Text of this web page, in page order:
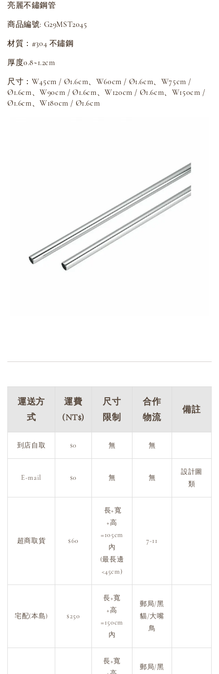
亮麗不鏽鋼管
商品編號: G29MST2045
材質：#304 不鏽鋼
厚度0.8~1.2cm
尺寸：W45cm / Ø1.6cm、W60cm / Ø1.6cm、W75cm /
Ø1.6cm、W90cm / Ø1.6cm、W120cm / Ø1.6cm、W150cm /
Ø1.6cm、W180cm / Ø1.6cm
運送方
式
運費
(NT$)
尺寸
限制
合作
物流
備註
到店自取 $0 無 無
E-mail $0 無 無
設計圖
類
超商取貨 $60
長+寬
+高
=105cm
內
(最長邊
<45cm)
7-11
宅配(本島) $250
長+寬
+高
=150cm
內
郵局/黑
貓/大嘴
鳥
長+寬
郵局/黑